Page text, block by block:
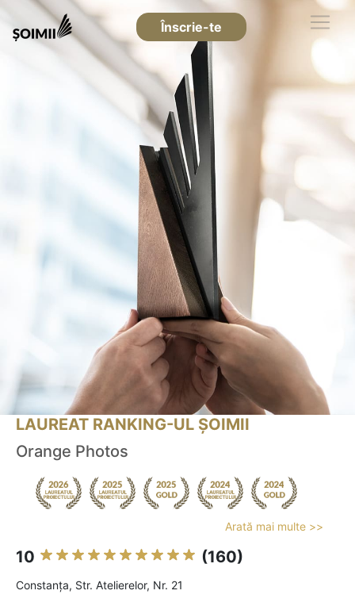
Înscrie-te
LAUREAT RANKING-UL ȘOIMII
Orange Photos
Arată mai multe >>
10 (160)
Constanţa, Str. Atelierelor, Nr. 21